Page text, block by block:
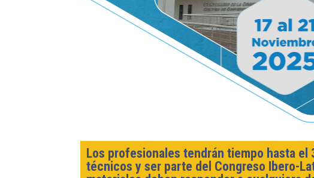
Los profesionales tendrán tiempo hasta el
técnicos y ser parte del Congreso Ibero-